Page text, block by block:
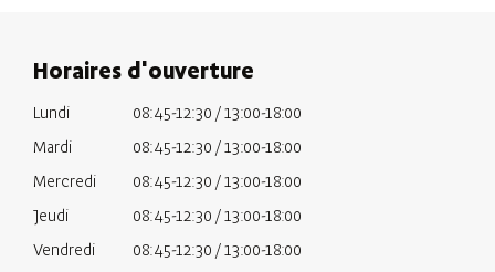
Horaires d'ouverture
Lundi
08:45-12:30 / 13:00-18:00
Mardi
08:45-12:30 / 13:00-18:00
Mercredi
08:45-12:30 / 13:00-18:00
Jeudi
08:45-12:30 / 13:00-18:00
Vendredi
08:45-12:30 / 13:00-18:00